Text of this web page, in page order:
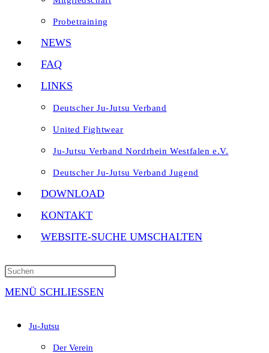
Probetraining
NEWS
FAQ
LINKS
Deutscher Ju-Jutsu Verband
United Fightwear
Ju-Jutsu Verband Nordrhein Westfalen e.V.
Deutscher Ju-Jutsu Verband Jugend
DOWNLOAD
KONTAKT
WEBSITE-SUCHE UMSCHALTEN
MENÜ SCHLIESSEN
Ju-Jutsu
Der Verein